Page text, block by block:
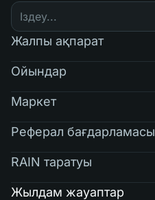
Жалпы ақпарат
Ойындар
Маркет
Реферал бағдарламасы
RAIN таратуы
Жылдам жауаптар